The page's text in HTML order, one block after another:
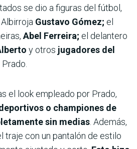
se dio a figuras del fútbol,
Gustavo Gómez; el
Abel Ferreira; el delantero
y otros jugadores del
el look empleado por Prado,
o championes de
sin medias. Además,
traje con un pantalón de estilo